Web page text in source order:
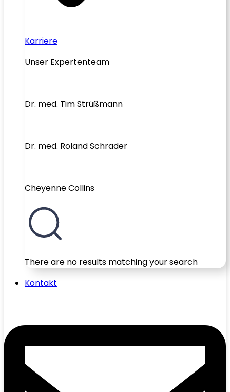
Karriere
Unser Expertenteam
Dr. med. Tim Strüßmann
Dr. med. Roland Schrader
Cheyenne Collins
There are no results matching your search
Kontakt